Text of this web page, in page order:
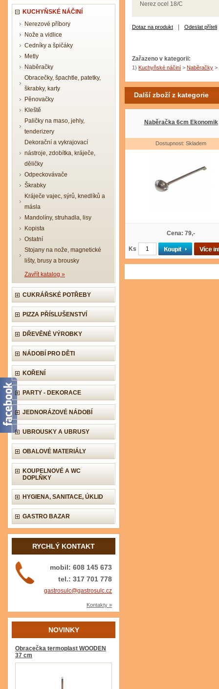
KUCHYŇSKÉ NÁČINÍ
Nerezové příbory
Nože a vidlice
Cedníky a špičáky
Metly
Naběračky
Obracečky, špachtle, patetky,
škrabky, karty
Pěnovačky
Kleště
Paličky na maso, jehly,
tenderizery
Dekorační a vykrajovací
nástroje, zdobítka, kráječe,
děličky
Odpeckovávače
Škrabky
Kráječe vajec, sýrů, knedlíků a
másla
Mandolíny, struhadla, lisy
Kopista
Ostatní
Stojany na nože, magnetické
lišty, brusy a brousky
Zavřít katalog »
CUKRÁŘSKÉ POTŘEBY
PIZZA PŘÍSLUŠENSTVÍ
DŘEVĚNÉ VÝROBKY
NÁDOBÍ PRO DĚTI
KOŘENÍ
PARTY - DEKORACE
JEDNORÁZOVÉ NÁDOBÍ
UBROUSKY A UBRUSY
OBALOVÉ MATERIÁLY
KOUPELNOVÉ A WC
DOPLŇKY
HYGIENA, SANITACE, ÚKLID
GASTRO BAZAR
RYCHLÝ KONTAKT
mobil: 608 145 673
tel.: 317 701 778
gastrosulc@gastrosulc.cz
Kontakty »
NOVINKY
Obracečka termoplast WOODEN
37 cm
Nerez ocel 18/C
Dotaz na produkt Odeslat příteli
Zařazeno v kategorii:
1) Kuchyňské náčiní > Naběračky >
Další zboží z kategorie
Naběračka 6cm Ekonomik
Dostupnost: Skladem
Cena: 79,-
Ks